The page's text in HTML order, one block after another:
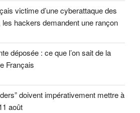
victime d’une cyberattaque des
hackers demandent une rançon
déposée : ce que l’on sait de la
Français
doivent impérativement mettre à
août